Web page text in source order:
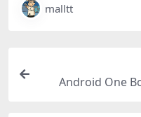
malltt
Android One